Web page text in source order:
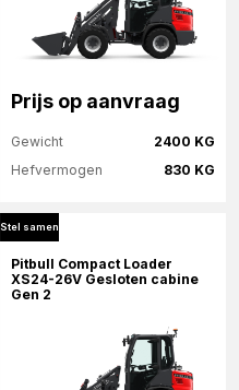
Prijs op aanvraag
2400 KG
Gewicht
830 KG
Hefvermogen
Stel samen
Pitbull Compact Loader
XS24-26V Gesloten cabine
Gen 2